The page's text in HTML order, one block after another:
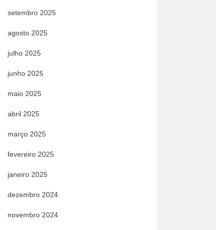
setembro 2025
agosto 2025
julho 2025
junho 2025
maio 2025
abril 2025
março 2025
fevereiro 2025
janeiro 2025
dezembro 2024
novembro 2024